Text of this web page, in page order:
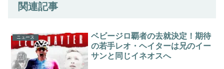
関連記事
ニュース
ベビージロ覇者の去就決定！期待
の若手レオ・ヘイターは兄のイー
サンと同じイネオスへ